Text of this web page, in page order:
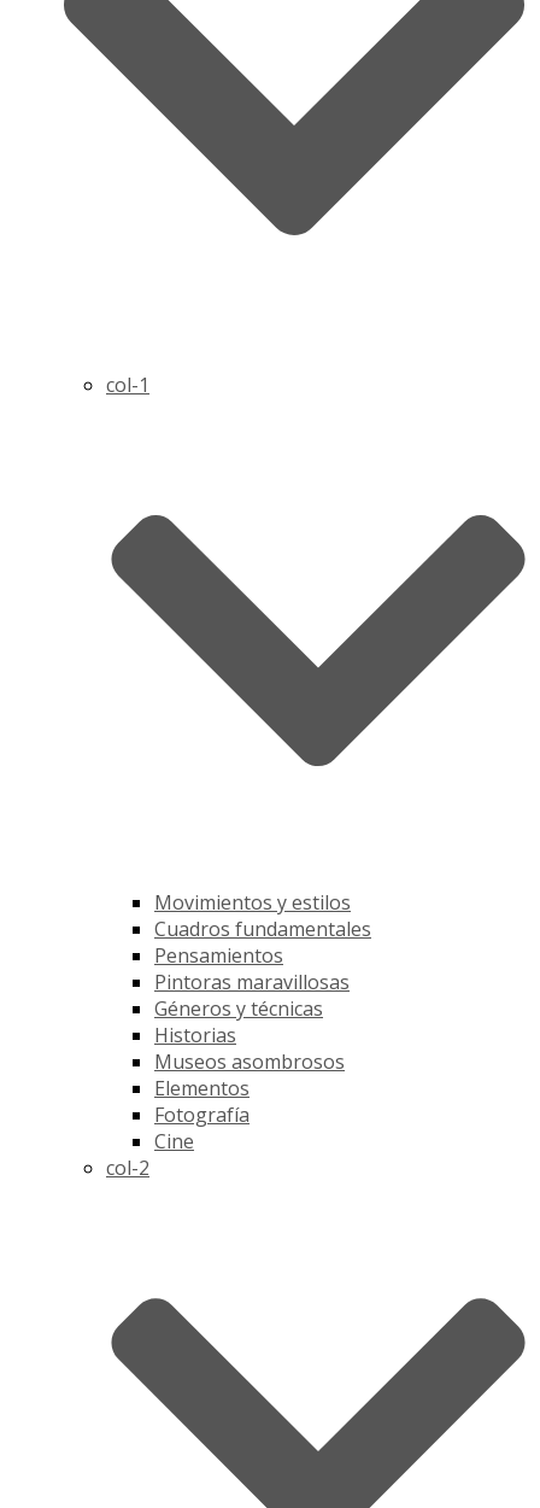
col-1
Movimientos y estilos
Cuadros fundamentales
Pensamientos
Pintoras maravillosas
Géneros y técnicas
Historias
Museos asombrosos
Elementos
Fotografía
Cine
col-2